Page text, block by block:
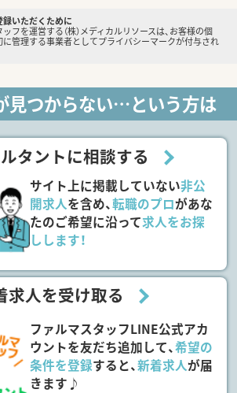
いただくために
フを運営する（株）メディカルリソースは、お客様の個
に管理する事業者としてプライバシーマークが付与され
見つからない…という方は
タントに相談する
サイト上に掲載していない非公
開求人を含め、転職のプロがあな
たのご希望に沿って求人をお探
しします！
求人を受け取る
ファルマスタッフLINE公式アカ
ウントを友だち追加して、希望の
条件を登録すると、新着求人が届
きます♪